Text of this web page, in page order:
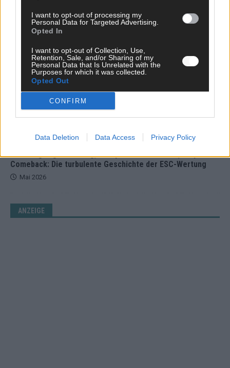
I want to opt-out of processing my
Personal Data for Targeted Advertising.
Opted In
I want to opt-out of Collection, Use,
Retention, Sale, and/or Sharing of my
Personal Data that Is Unrelated with the
Purposes for which it was collected.
Opted Out
CONFIRM
Data Deletion Data Access Privacy Policy
EUROVISION
Dänemark eröffnet, Österreich beschließt: Die
Startreihenfolge des ESC-Finales 2026 im Überblick
Mai 2026
KOMMENTAR
Alle 25 ESC-Finalisten auf dem Prüfstand: Stärken,
Schwächen und unsere Tipps
Vier Sieger gleichzeitig, Manipulationsverdacht, Jury-
Comeback: Die turbulente Geschichte der ESC-Wertung
Mai 2026
ANZEIGE